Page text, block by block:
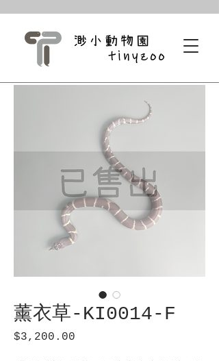
薰衣草-KI0014-F
$3,200.00